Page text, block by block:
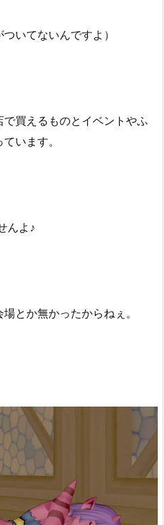
いてないんですよ）
買えるものとイベントやふ
います。
んよ♪
とか無かったからねぇ。